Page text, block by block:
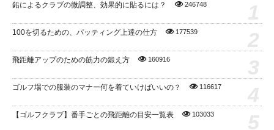
鉛によるクラブの微調整、効果的に貼るには？ 246748
100を切るための、パッティング上達の仕方 177539
飛距離アップのための筋力の鍛え方 160916
ゴルフ場での服装のマナー何を着ていけばいいの？ 116617
【ゴルフクラブ】番手ごとの飛距離の目安一覧表 103033